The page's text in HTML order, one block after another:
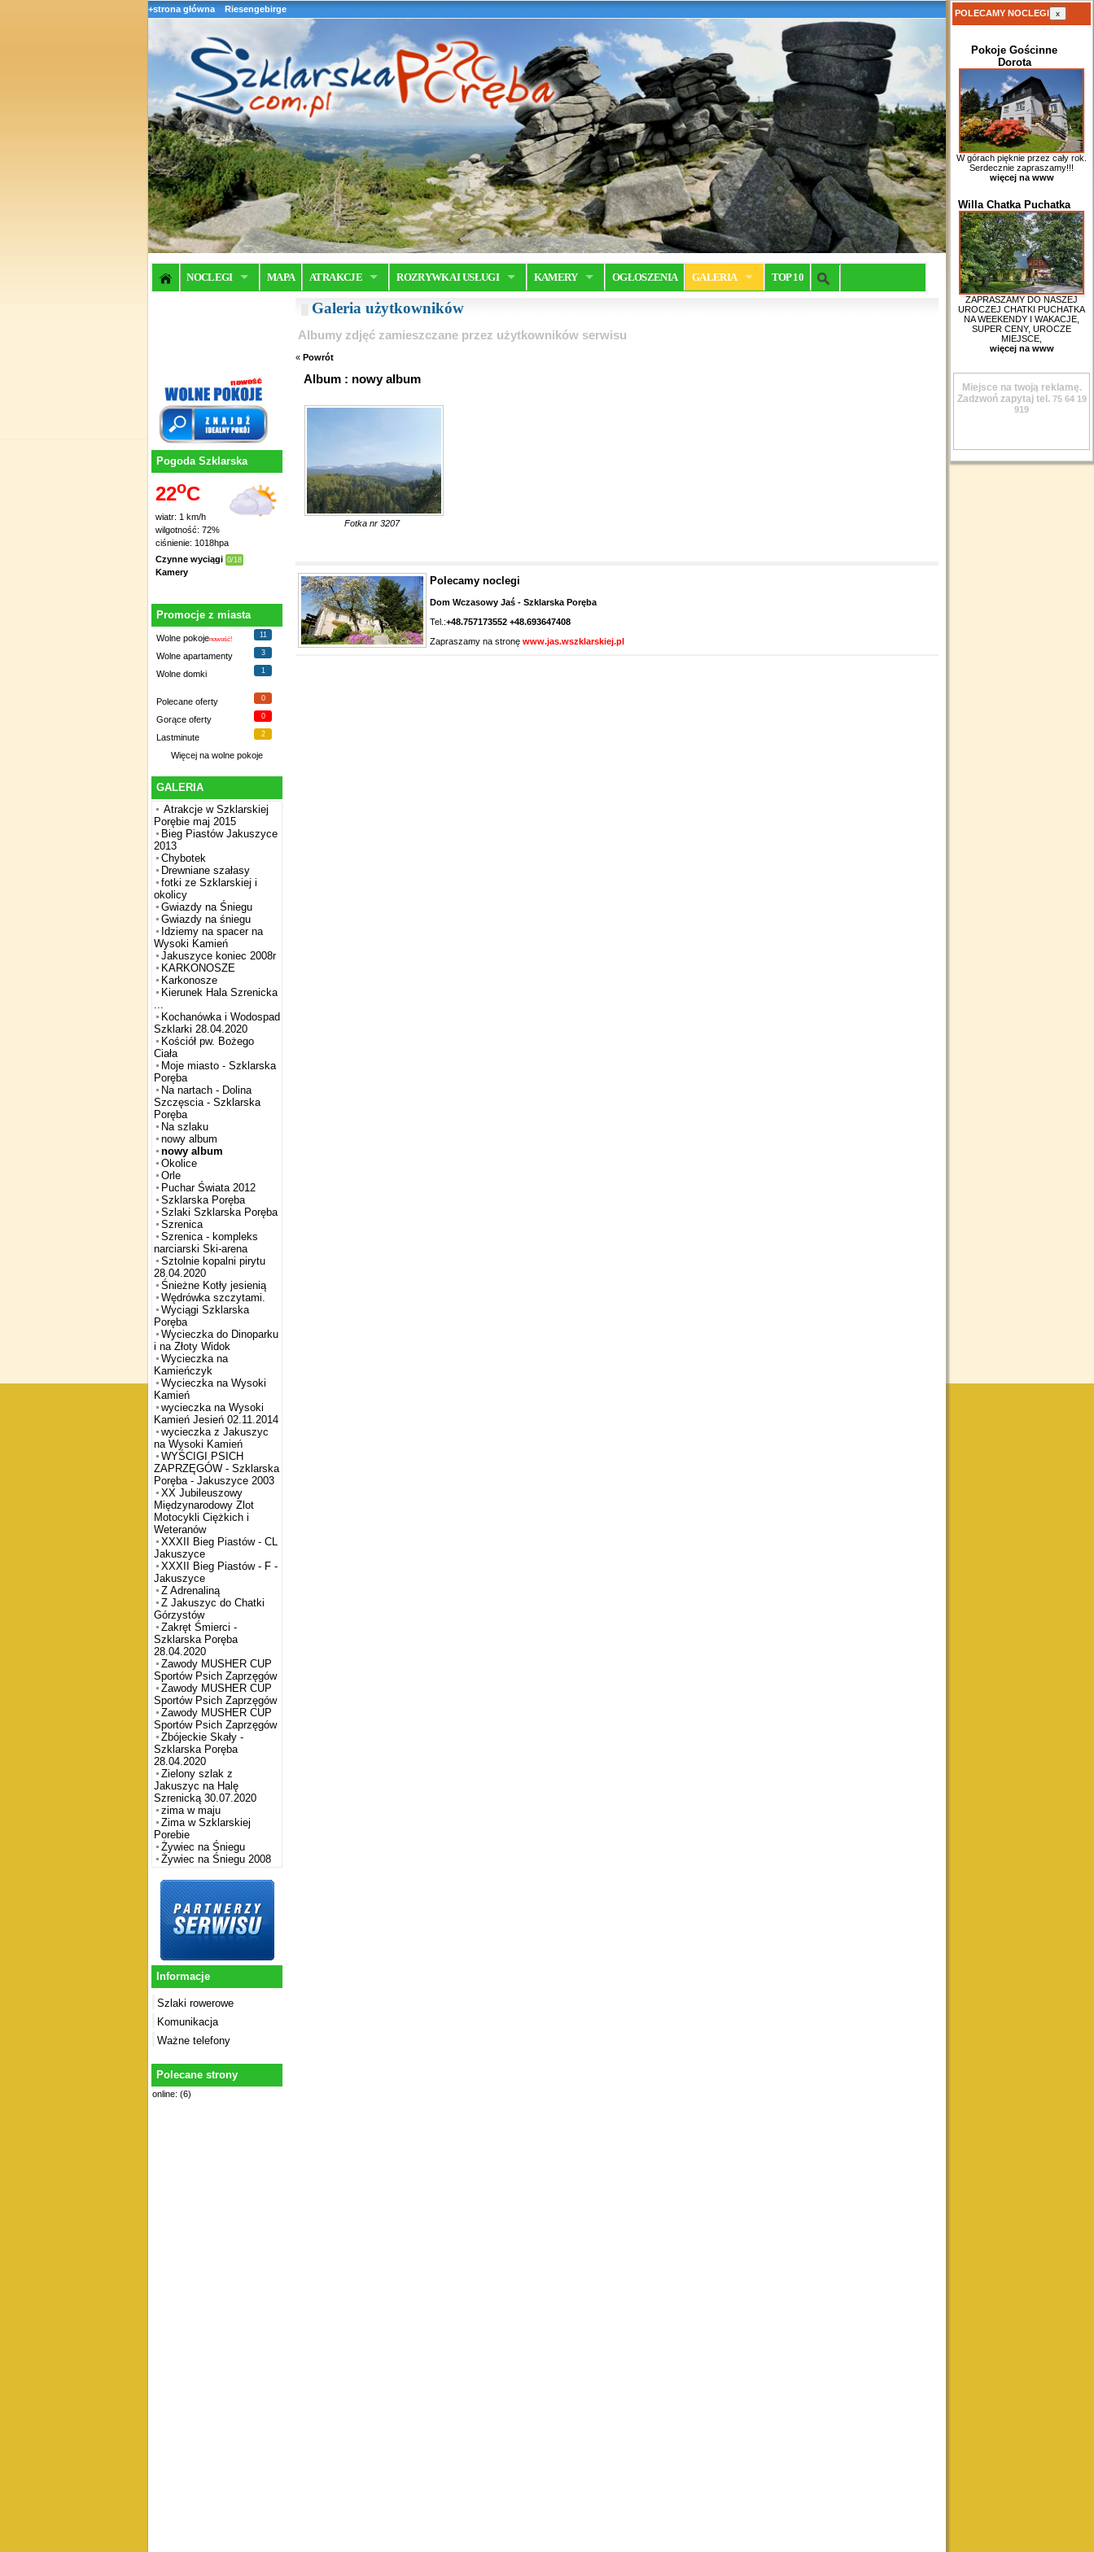
+strona główna Riesengebirge
NOCLEGI MAPA ATRAKCJE ROZRYWKA I USŁUGI KAMERY OGŁOSZENIA GALERIA TOP 10
Pogoda Szklarska
22oC
wiatr: 1 km/h
wilgotność: 72%
ciśnienie: 1018hpa
Czynne wyciągi 0/18
Kamery
Promocje z miasta
Wolne pokojenowość!
11
Wolne apartamenty 3
Wolne domki 1
Polecane oferty 0
Gorące oferty 0
Lastminute 2
Więcej na wolne pokoje
GALERIA
Atrakcje w Szklarskiej
Porębie maj 2015
Bieg Piastów Jakuszyce
2013
Chybotek
Drewniane szałasy
fotki ze Szklarskiej i
okolicy
Gwiazdy na Śniegu
Gwiazdy na śniegu
Idziemy na spacer na
Wysoki Kamień
Jakuszyce koniec 2008r
KARKONOSZE
Karkonosze
Kierunek Hala Szrenicka
...
Kochanówka i Wodospad
Szklarki 28.04.2020
Kościół pw. Bożego
Ciała
Moje miasto - Szklarska
Poręba
Na nartach - Dolina
Szczęscia - Szklarska
Poręba
Na szlaku
nowy album
nowy album
Okolice
Orle
Puchar Świata 2012
Szklarska Poręba
Szlaki Szklarska Poręba
Szrenica
Szrenica - kompleks
narciarski Ski-arena
Sztolnie kopalni pirytu
28.04.2020
Śnieżne Kotły jesienią
Wędrówka szczytami.
Wyciągi Szklarska
Poręba
Wycieczka do Dinoparku
i na Złoty Widok
Wycieczka na
Kamieńczyk
Wycieczka na Wysoki
Kamień
wycieczka na Wysoki
Kamień Jesień 02.11.2014
wycieczka z Jakuszyc
na Wysoki Kamień
WYŚCIGI PSICH
ZAPRZĘGÓW - Szklarska
Poręba - Jakuszyce 2003
XX Jubileuszowy
Międzynarodowy Zlot
Motocykli Ciężkich i
Weteranów
XXXII Bieg Piastów - CL
Jakuszyce
XXXII Bieg Piastów - F -
Jakuszyce
Z Adrenaliną
Z Jakuszyc do Chatki
Górzystów
Zakręt Śmierci -
Szklarska Poręba
28.04.2020
Zawody MUSHER CUP
Sportów Psich Zaprzęgów
Zawody MUSHER CUP
Sportów Psich Zaprzęgów
Zawody MUSHER CUP
Sportów Psich Zaprzęgów
Zbójeckie Skały -
Szklarska Poręba
28.04.2020
Zielony szlak z
Jakuszyc na Halę
Szrenicką 30.07.2020
zima w maju
Zima w Szklarskiej
Porebie
Żywiec na Śniegu
Żywiec na Śniegu 2008
Informacje
Szlaki rowerowe
Komunikacja
Ważne telefony
Polecane strony
online: (6)
Galeria użytkowników
Albumy zdjęć zamieszczane przez użytkowników serwisu
« Powrót
Album : nowy album
Fotka nr 3207
Polecamy noclegi
Dom Wczasowy Jaś - Szklarska Poręba
Tel.:+48.757173552 +48.693647408
Zapraszamy na stronę www.jas.wszklarskiej.pl
POLECAMY NOCLEGI x
Pokoje Gościnne
Dorota
W górach pięknie przez cały rok.
Serdecznie zapraszamy!!!
więcej na www
Willa Chatka Puchatka
ZAPRASZAMY DO NASZEJ
UROCZEJ CHATKI PUCHATKA
NA WEEKENDY I WAKACJE,
SUPER CENY, UROCZE
MIEJSCE,
więcej na www
Miejsce na twoją reklamę.
Zadzwoń zapytaj tel. 75 64 19
919